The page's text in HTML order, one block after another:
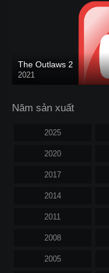
The Outlaws 2
2021
Năm sản xuất
2025
2020
2017
2014
2011
2008
2005